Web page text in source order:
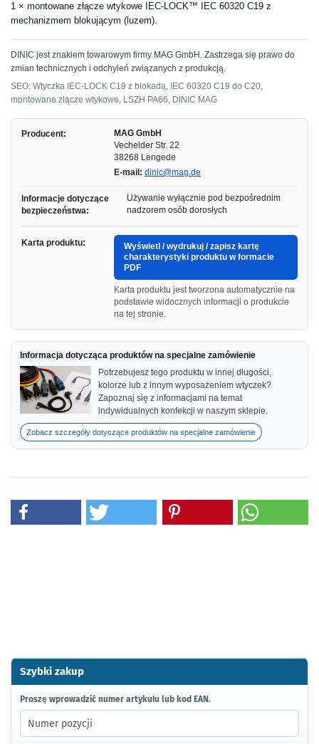
1 × montowane złącze wtykowe IEC-LOCK™ IEC 60320 C19 z
mechanizmem blokującym (luzem).
DINIC jest znakiem towarowym firmy MAG GmbH. Zastrzega się prawo do
zmian technicznych i odchyleń związanych z produkcją.
SEO: Wtyczka IEC-LOCK C19 z blokadą, IEC 60320 C19 do C20,
montowane złącze wtykowe, LSZH PA66, DINIC MAG
Producent:
MAG GmbH
Vechelder Str. 22
38268 Lengede
E-mail: dinic@mag.de
Informacje dotyczące
bezpieczeństwa:
Używanie wyłącznie pod bezpośrednim
nadzorem osób dorosłych
Karta produktu:
Wyświetl / wydrukuj / zapisz kartę
charakterystyki produktu w formacie
PDF
Karta produktu jest tworzona automatycznie na
podstawie widocznych informacji o produkcie
na tej stronie.
Informacja dotycząca produktów na specjalne zamówienie
Potrzebujesz tego produktu w innej długości,
kolorze lub z innym wyposażeniem wtyczek?
Zapoznaj się z informacjami na temat
indywidualnych konfekcji w naszym sklepie.
Zobacz szczegóły dotyczące produktów na specjalne zamówienie
Szybki zakup
PROSZĘ
WPROWADZIĆ
NUMER
ARTYKUŁU
Proszę wprowadzić numer artykułu lub kod EAN.